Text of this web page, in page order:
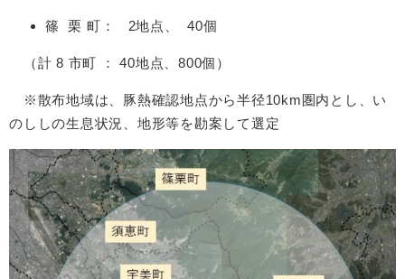
篠 栗 町： 2地点、 40個
（計 8 市町 ： 40地点、800個）
※散布地域は、豚熱確認地点から半径10km圏内とし、い
のししの生息状況、地形等を勘案して選定